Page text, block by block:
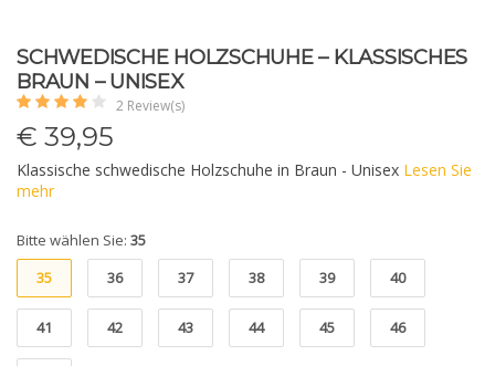
SCHWEDISCHE HOLZSCHUHE – KLASSISCHES
BRAUN – UNISEX
2 Review(s)
€ 39,95
Klassische schwedische Holzschuhe in Braun - Unisex Lesen Sie
mehr
Bitte wählen Sie: 35
35
36 37 38 39 40
41 42 43 44 45 46